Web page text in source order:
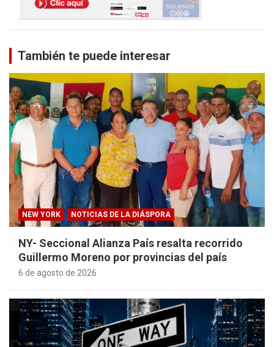
También te puede interesar
NEW YORK NOTICIAS DE LA DIÁSPORA
NY- Seccional Alianza País resalta recorrido
Guillermo Moreno por provincias del país
6 de agosto de 2026